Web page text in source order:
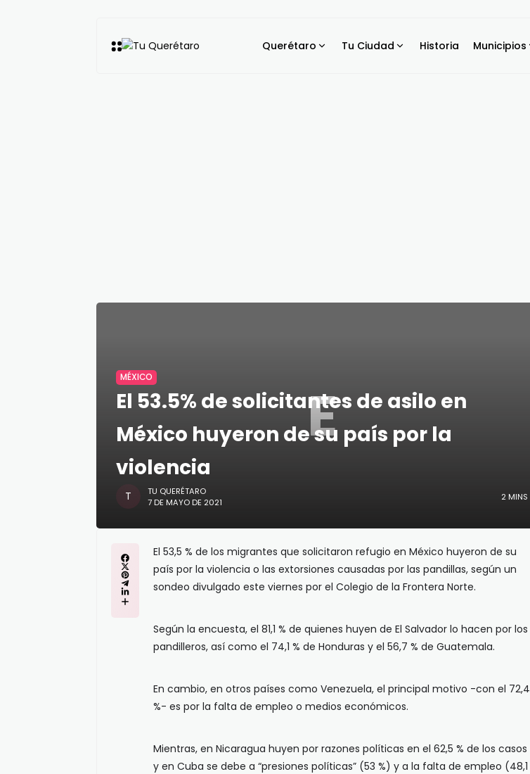
Querétaro Tu Ciudad Historia Municipios
E
MÉXICO
El 53.5% de solicitantes de asilo en
México huyeron de su país por la
violencia
TU QUERÉTARO
7 DE MAYO DE 2021
2 MINS
El 53,5 % de los migrantes que solicitaron refugio en México huyeron de su
país por la violencia o las extorsiones causadas por las pandillas, según un
sondeo divulgado este viernes por el Colegio de la Frontera Norte.
Según la encuesta, el 81,1 % de quienes huyen de El Salvador lo hacen por los
pandilleros, así como el 74,1 % de Honduras y el 56,7 % de Guatemala.
En cambio, en otros países como Venezuela, el principal motivo -con el 72,4
%- es por la falta de empleo o medios económicos.
Mientras, en Nicaragua huyen por razones políticas en el 62,5 % de los casos
y en Cuba se debe a “presiones políticas” (53 %) y a la falta de empleo (48,1